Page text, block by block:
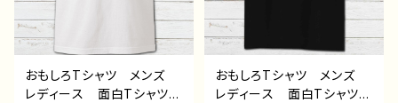
たいなにか 作：白夜ゆ
う C-3
おもしろTシャツ メンズ
レディース 面白Tシャツ
おもしろTシャツ メンズ
レディース 面白Tシャツ